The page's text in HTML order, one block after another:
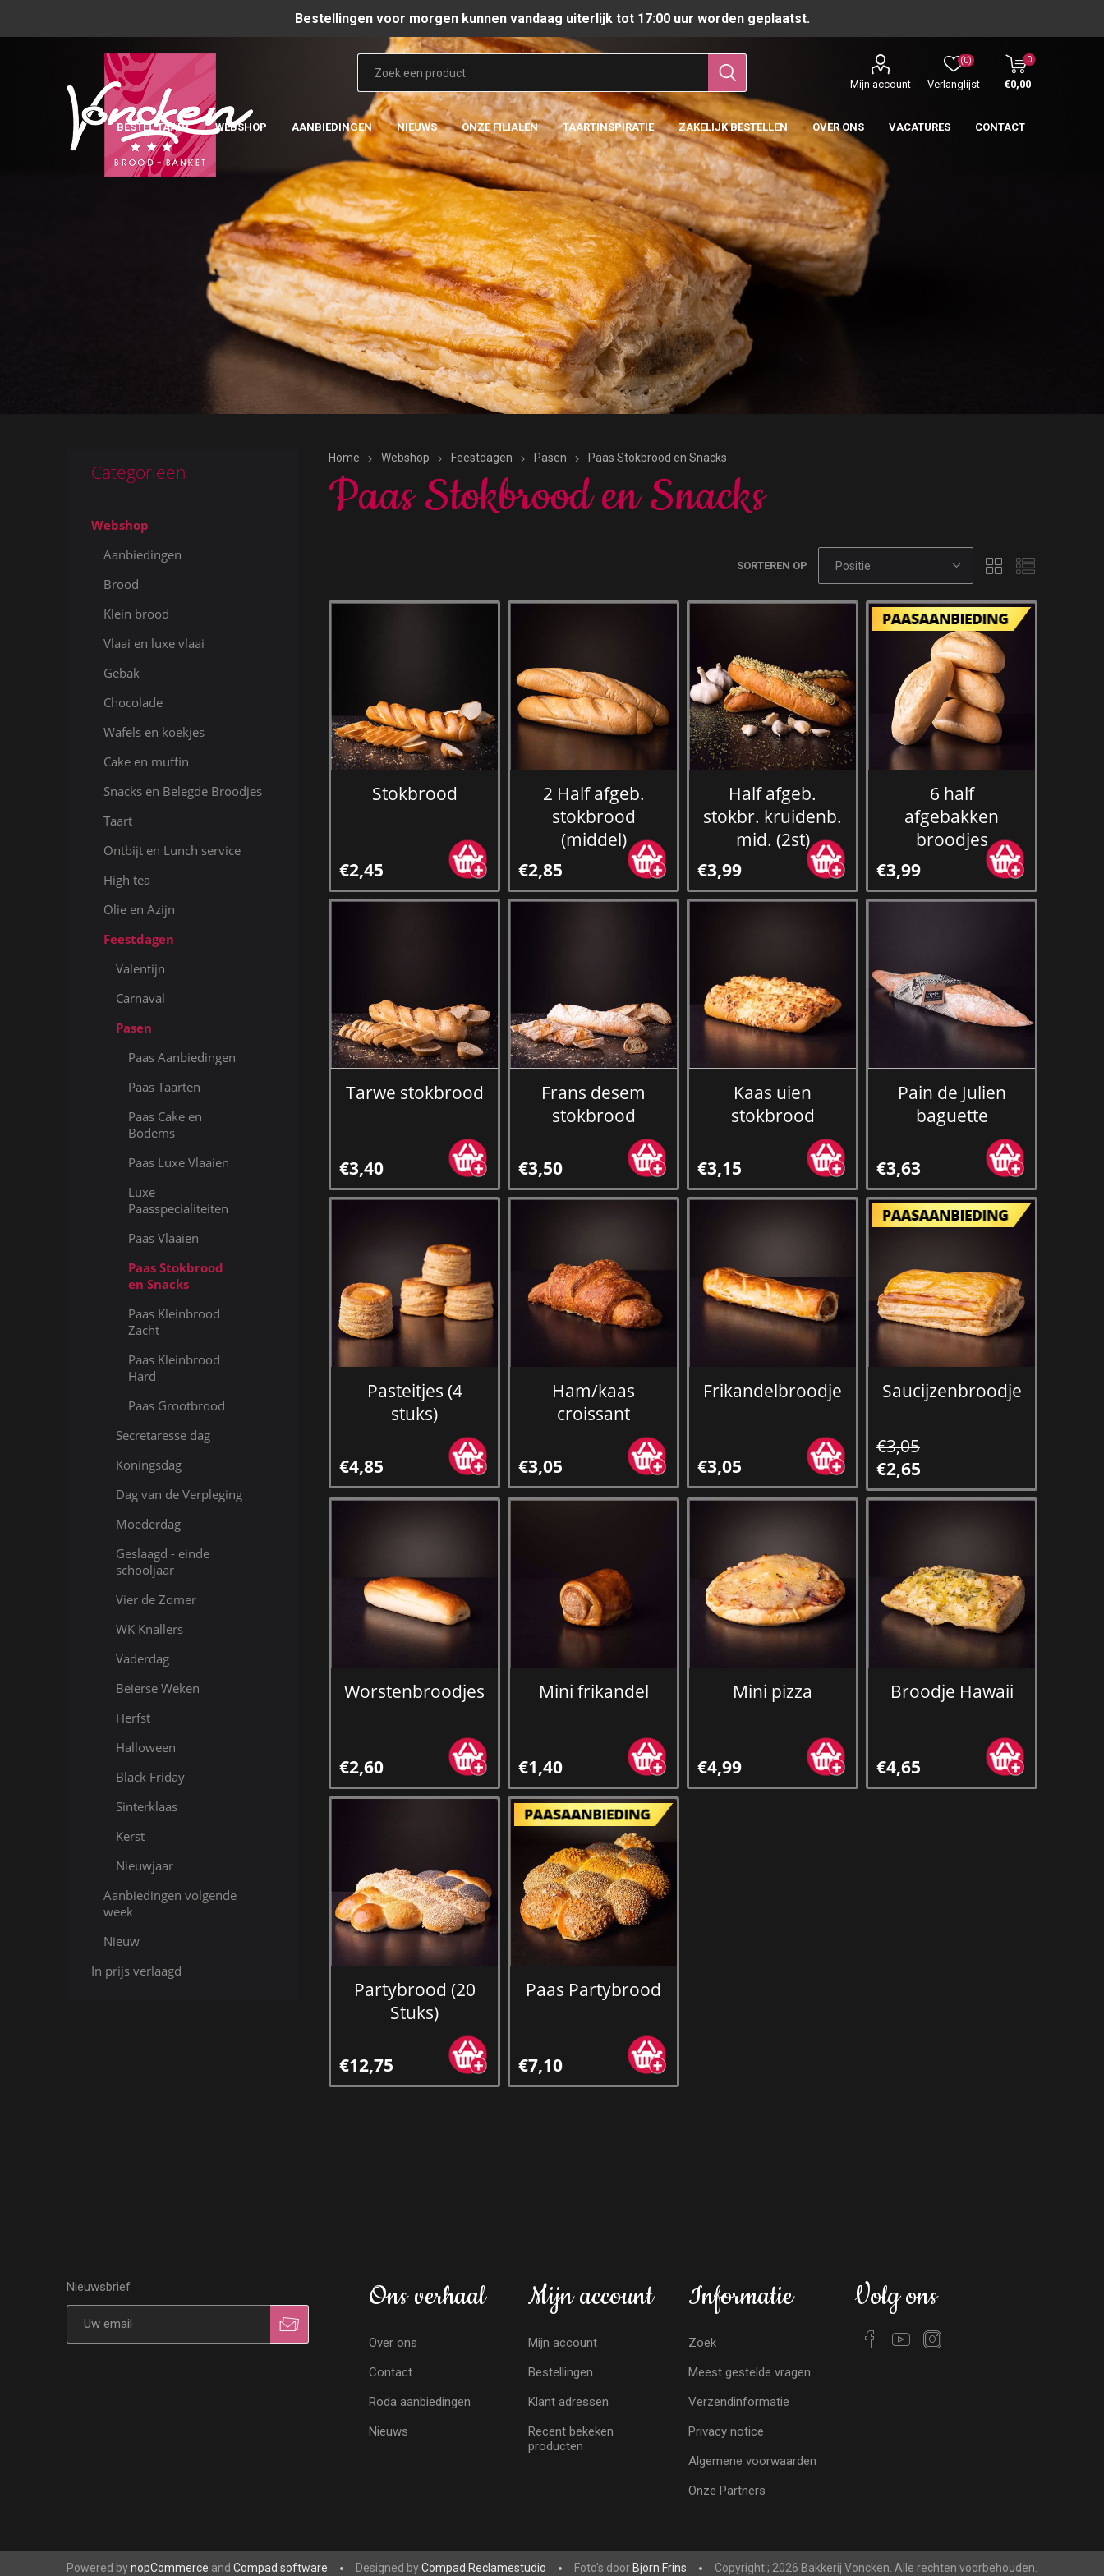
Bestellingen voor morgen kunnen vandaag uiterlijk tot 17:00 uur worden geplaatst.
Mijn account Verlanglijst
(0) 0
€0,00
BESTEL TAART WEBSHOP AANBIEDINGEN NIEUWS ONZE FILIALEN TAARTINSPIRATIE ZAKELIJK BESTELLEN OVER ONS VACATURES CONTACT
Home Webshop Feestdagen Pasen Paas Stokbrood en Snacks
Paas Stokbrood en Snacks
SORTEREN OP
Stokbrood
€2,45
2 Half afgeb.
stokbrood
(middel)
€2,85
Half afgeb.
stokbr. kruidenb.
mid. (2st)
€3,99
6 half
afgebakken
broodjes
€3,99
Tarwe stokbrood
€3,40
Frans desem
stokbrood
€3,50
Kaas uien
stokbrood
€3,15
Pain de Julien
baguette
€3,63
Pasteitjes (4
stuks)
€4,85
Ham/kaas
croissant
€3,05
Frikandelbroodje
€3,05
Saucijzenbroodje
€3,05
€2,65
Worstenbroodjes
€2,60
Mini frikandel
€1,40
Mini pizza
€4,99
Broodje Hawaii
€4,65
Partybrood (20
Stuks)
€12,75
Paas Partybrood
€7,10
Categorieen
Webshop
Aanbiedingen
Brood
Klein brood
Vlaai en luxe vlaai
Gebak
Chocolade
Wafels en koekjes
Cake en muffin
Snacks en Belegde Broodjes
Taart
Ontbijt en Lunch service
High tea
Olie en Azijn
Feestdagen
Valentijn
Carnaval
Pasen
Paas Aanbiedingen
Paas Taarten
Paas Cake en
Bodems
Paas Luxe Vlaaien
Luxe
Paasspecialiteiten
Paas Vlaaien
Paas Stokbrood
en Snacks
Paas Kleinbrood
Zacht
Paas Kleinbrood
Hard
Paas Grootbrood
Secretaresse dag
Koningsdag
Dag van de Verpleging
Moederdag
Geslaagd - einde
schooljaar
Vier de Zomer
WK Knallers
Vaderdag
Beierse Weken
Herfst
Halloween
Black Friday
Sinterklaas
Kerst
Nieuwjaar
Aanbiedingen volgende
week
Nieuw
In prijs verlaagd
Nieuwsbrief Ons verhaal
Over ons
Contact
Roda aanbiedingen
Nieuws
Mijn account
Mijn account
Bestellingen
Klant adressen
Recent bekeken
producten
Informatie
Zoek
Meest gestelde vragen
Verzendinformatie
Privacy notice
Algemene voorwaarden
Onze Partners
Volg ons
Powered bynopCommerce and Compad software Designed byCompad Reclamestudio Foto's door Bjorn Frins Copyright ; 2026 Bakkerij Voncken. Alle rechten voorbehouden.